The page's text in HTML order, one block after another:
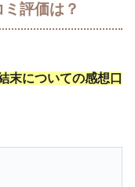
評価は？
末についての感想口